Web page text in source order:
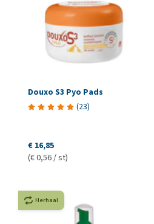
Douxo S3 Pyo Pads
(23)
€ 16,85
(€ 0,56 / st)
Herhaal